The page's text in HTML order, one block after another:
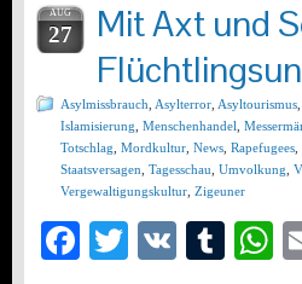
AUG
27
Mit Axt und
Asylmissbrauch Asylterror Asyltourismus
Islamisierung Menschenhandel
Totschlag Mordkultur News Rapefugees
Staatsversagen Tagesschau Umvolkung
Vergewaltigungskultur Zigeuner
Facebook
Twitter
VK